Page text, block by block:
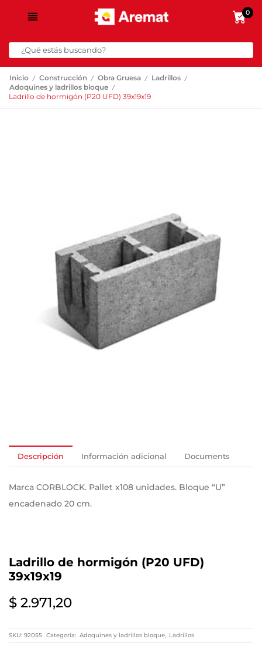
0
Inicio / Construcción / Obra Gruesa / Ladrillos /
Adoquines y ladrillos bloque /
Ladrillo de hormigón (P20 UFD) 39x19x19
Descripción Información adicional Documents
Marca CORBLOCK. Pallet x108 unidades. Bloque “U”
encadenado 20 cm.
Ladrillo de hormigón (P20 UFD)
39x19x19
$ 2.971,20
SKU: 92055 Categoría: Adoquines y ladrillos bloque Ladrillos